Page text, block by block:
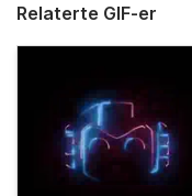
Relaterte GIF-er